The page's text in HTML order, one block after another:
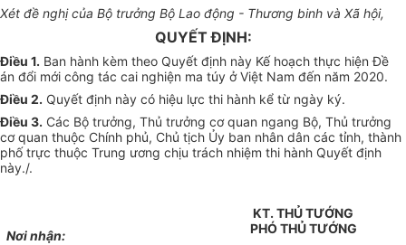
Xét đề nghị của Bộ trưởng Bộ Lao động - Thương binh và Xã hội,
QUYẾT ĐỊNH:
Điều 1. Ban hành kèm theo Quyết định này Kế hoạch thực hiện Đề
án đổi mới công tác cai nghiện ma túy ở Việt Nam đến năm 2020.
Điều 2. Quyết định này có hiệu lực thi hành kể từ ngày ký.
Điều 3. Các Bộ trưởng, Thủ trưởng cơ quan ngang Bộ, Thủ trưởng
cơ quan thuộc Chính phủ, Chủ tịch Ủy ban nhân dân các tỉnh, thành
phố trực thuộc Trung ương chịu trách nhiệm thi hành Quyết định
này./.
Nơi nhận:
KT. THỦ TƯỚNG
PHÓ THỦ TƯỚNG